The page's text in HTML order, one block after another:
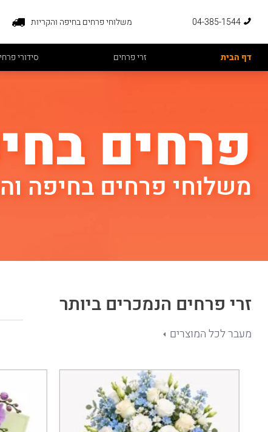
04-385-1544 משלוחי פרחים בחיפה והקריות
דף הבית זרי פרחים סידורי
פרחים
משלוחי פרחים בחיפה
זרי פרחים הנמכרים ביותר
מעבר לכל המוצרים